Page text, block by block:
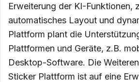
Erweiterung der KI-Funktionen,
automatisches Layout und
Plattform plant die
Plattformen und Geräte, z.B.
Desktop-Software. Die
Sticker Plattform ist auf eine